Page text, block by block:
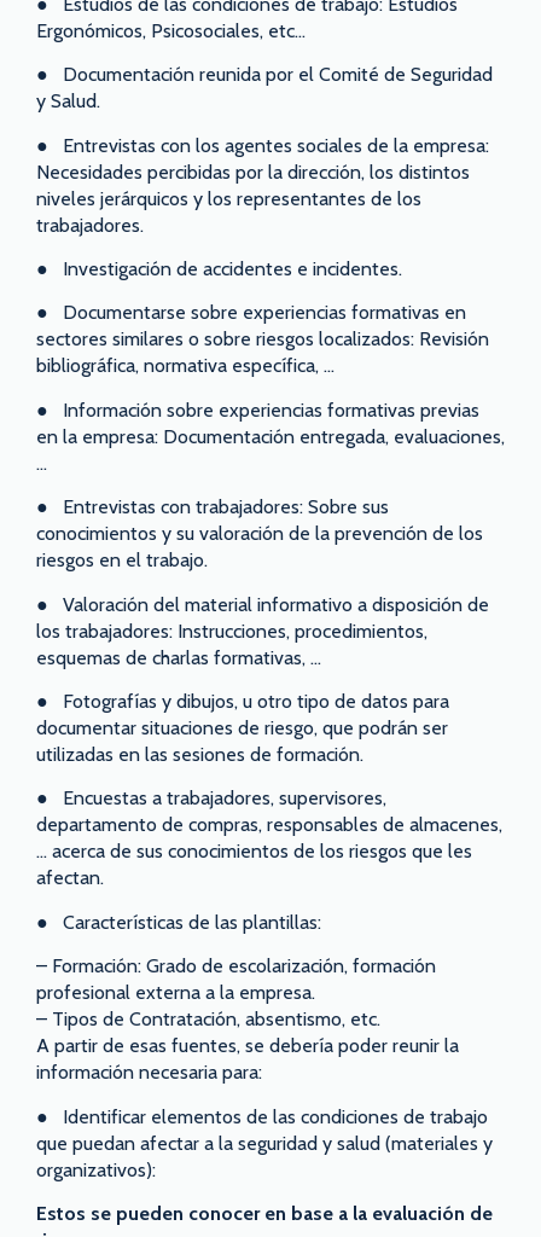
Ergonómicos, Psicosociales, etc…
● Documentación reunida por el Comité de Seguridad
y Salud.
● Entrevistas con los agentes sociales de la empresa:
Necesidades percibidas por la dirección, los distintos
niveles jerárquicos y los representantes de los
trabajadores.
● Investigación de accidentes e incidentes.
● Documentarse sobre experiencias formativas en
sectores similares o sobre riesgos localizados: Revisión
bibliográfica, normativa específica, …
● Información sobre experiencias formativas previas
en la empresa: Documentación entregada, evaluaciones,
…
● Entrevistas con trabajadores: Sobre sus
conocimientos y su valoración de la prevención de los
riesgos en el trabajo.
● Valoración del material informativo a disposición de
los trabajadores: Instrucciones, procedimientos,
esquemas de charlas formativas, …
● Fotografías y dibujos, u otro tipo de datos para
documentar situaciones de riesgo, que podrán ser
utilizadas en las sesiones de formación.
● Encuestas a trabajadores, supervisores,
departamento de compras, responsables de almacenes,
… acerca de sus conocimientos de los riesgos que les
afectan.
● Características de las plantillas:
– Formación: Grado de escolarización, formación
profesional externa a la empresa.
– Tipos de Contratación, absentismo, etc.
A partir de esas fuentes, se debería poder reunir la
información necesaria para:
● Identificar elementos de las condiciones de trabajo
que puedan afectar a la seguridad y salud (materiales y
organizativos):
Estos se pueden conocer en base a la evaluación de